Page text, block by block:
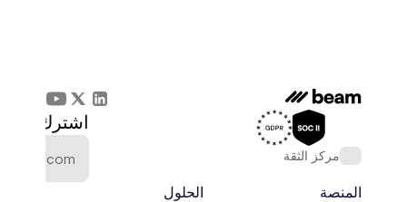
مركز الثقة
اشترك في
المنصة الحلول